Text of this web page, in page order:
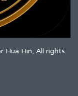
Hin, All rights